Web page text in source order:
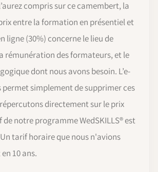
compris sur ce camembert, la
entre la formation en présentiel et
ligne (30%) concerne le lieu de
rémunération des formateurs, et le
dont nous avons besoin. L’e-
permet simplement de supprimer ces
directement sur le prix
de notre programme WedSKILLS® est
tarif horaire que nous n'avions
10 ans.